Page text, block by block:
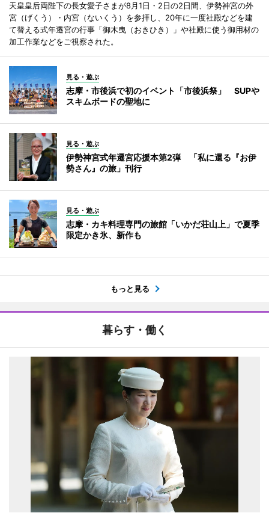
天皇皇后両陛下の長女愛子さまが8月1日・2日の2日間、伊勢神宮の外
宮（げくう）・内宮（ないくう）を参拝し、20年に一度社殿などを建
て替える式年遷宮の行事「御木曳（おきひき）」や社殿に使う御用材の
加工作業などをご視察された。
見る・遊ぶ
志摩・市後浜で初のイベント「市後浜祭」 SUPや
スキムボードの聖地に
見る・遊ぶ
伊勢神宮式年遷宮応援本第2弾 「私に還る『お伊
勢さん』の旅」刊行
見る・遊ぶ
志摩・カキ料理専門の旅館「いかだ荘山上」で夏季
限定かき氷、新作も
もっと見る
暮らす・働く